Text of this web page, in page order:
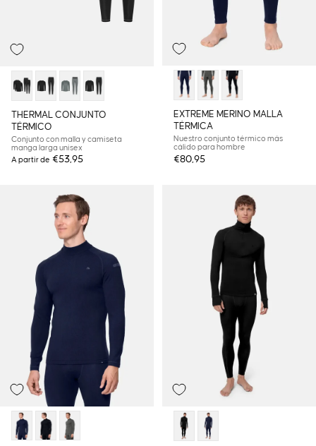
THERMAL CONJUNTO
TÉRMICO
Conjunto con malla y camiseta
manga larga unisex
A partir de €53,95
EXTREME MERINO MALLA
TÉRMICA
Nuestro conjunto térmico más
cálido para hombre
€80,95